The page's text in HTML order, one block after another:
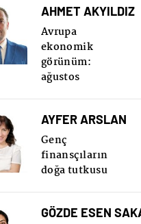
AHMET AKYILDIZ
Avrupa
ekonomik
görünüm:
ağustos
AYFER ARSLAN
Genç
finansçıların
doğa tutkusu
GÖZDE ESEN